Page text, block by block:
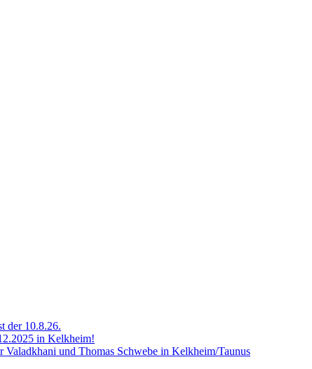
der 10.8.26.
in Kelkheim!
und Thomas Schwebe in Kelkheim/Taunus